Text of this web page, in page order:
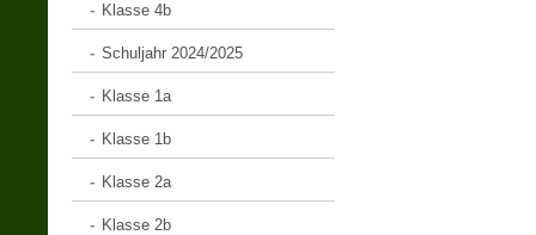
Klasse 4b
Schuljahr 2024/2025
Klasse 1a
Klasse 1b
Klasse 2a
Klasse 2b